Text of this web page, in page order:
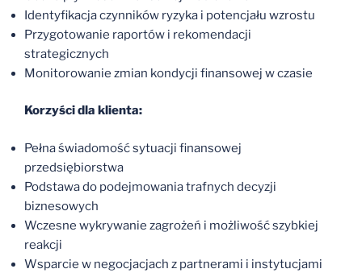
Identyfikacja czynników ryzyka i potencjału wzrostu
Przygotowanie raportów i rekomendacji
strategicznych
Monitorowanie zmian kondycji finansowej w czasie
Korzyści dla klienta:
Pełna świadomość sytuacji finansowej
przedsiębiorstwa
Podstawa do podejmowania trafnych decyzji
biznesowych
Wczesne wykrywanie zagrożeń i możliwość szybkiej
reakcji
Wsparcie w negocjacjach z partnerami i instytucjami